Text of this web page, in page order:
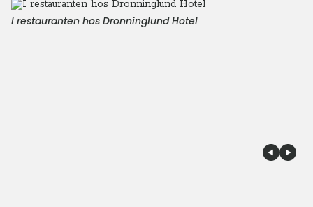
I restauranten hos Dronninglund Hotel